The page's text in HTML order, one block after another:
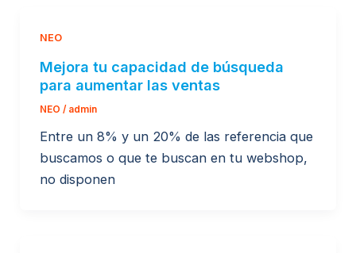
NEO
Mejora tu capacidad de búsqueda
para aumentar las ventas
NEO / admin
Entre un 8% y un 20% de las referencia que
buscamos o que te buscan en tu webshop,
no disponen